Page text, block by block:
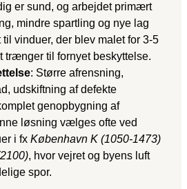
er sund, og arbejdet primært
mindre spartling og nye lag
til vinduer, der blev malet for 3-5
trænger til fornyet beskyttelse.
: Større afrensning,
udskiftning af defekte
genopbygning af
løsning vælges ofte ved
i fx København K (1050-1473)
, hvor vejret og byens luft
spor.